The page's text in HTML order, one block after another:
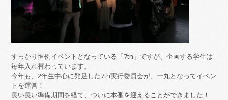
すっかり恒例イベントとなっている「7th」ですが、企画する学生は
毎年入れ替わっています。
今年も、2年生中心に発足した7th実行委員会が、一丸となってイベン
トを運営！
長い長い準備期間を経て、ついに本番を迎えることができました！